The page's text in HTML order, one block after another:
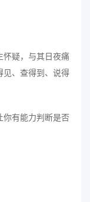
怀疑，与其日夜痛
见、查得到、说得
你有能力判断是否